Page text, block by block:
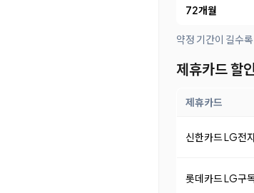
72개월
약정 기간이 길수
제휴카드 할
제휴카드
신한카드 LG전
롯데카드 LG구